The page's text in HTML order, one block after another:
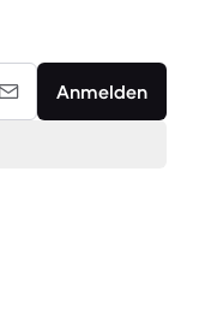
Anmelden